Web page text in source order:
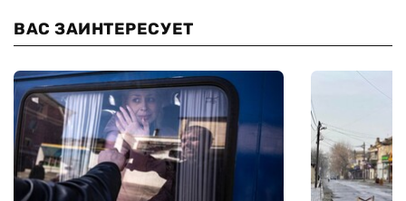
ВАС ЗАИНТЕРЕСУЕТ